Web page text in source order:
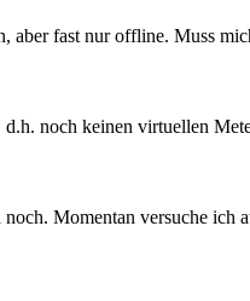
aber fast nur offline. Muss
noch keinen virtuellen
Momentan versuche ich